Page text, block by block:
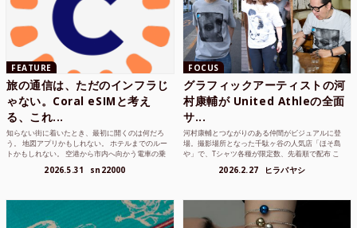
FEATURE
旅の通信は、ただのインフラじ
ゃない。Coral eSIMと考え
る、これ...
知らない街に着いたとき、最初に開くのは何だろ
う。 地図アプリかもしれない。 ホテルまでのルー
トかもしれない。 空港から市内へ向かう電車の乗
2026.5.31 sn22000
FOCUS
グラフィックアーティストの河
村康輔が United Athleの全面
サ...
河村康輔とつながりのある仲間がビジュアルに登
場。撮影場所となった千駄ヶ谷の人気店「ほそ島
や」で、Tシャツ各種が限定数、先着順で配布 こ
2026.2.27 ヒラバヤシ